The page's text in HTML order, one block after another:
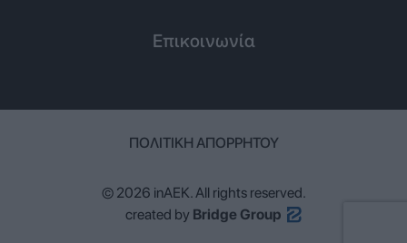
Επικοινωνία
ΠΟΛΙΤΙΚΉ ΑΠΟΡΡΉΤΟΥ
© 2026 inAEK. All rights reserved.
created by Bridge Group